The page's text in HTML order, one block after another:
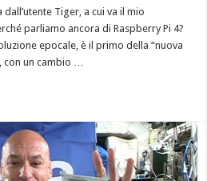
Tiger, a cui va il mio
parliamo ancora di Raspberry Pi 4?
epocale, è il primo della “nuova
con un cambio …